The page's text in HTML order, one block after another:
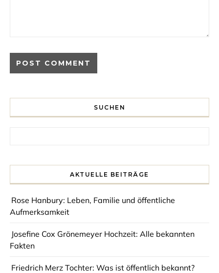
SUCHEN
AKTUELLE BEITRÄGE
Rose Hanbury: Leben, Familie und öffentliche
Aufmerksamkeit
Josefine Cox Grönemeyer Hochzeit: Alle bekannten
Fakten
Friedrich Merz Tochter: Was ist öffentlich bekannt?